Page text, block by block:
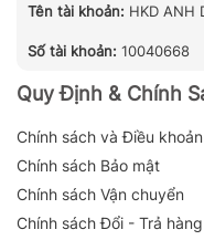
Tên tài khoản: HKD ANH
Số tài khoản: 10040668
Quy Định & Chính
Chính sách và Điều khoản
Chính sách Bảo mật
Chính sách Vận chuyển
Chính sách Đổi - Trả hàng